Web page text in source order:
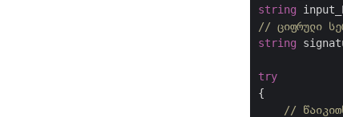
string
// ციფრული
string
try
{
//